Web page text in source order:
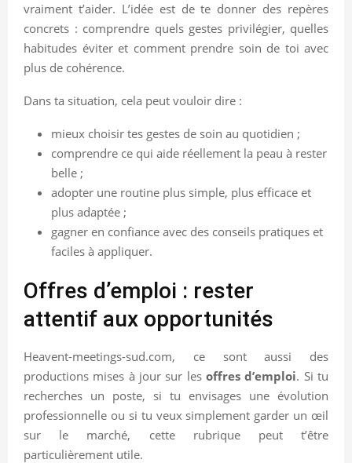
vraiment t’aider. L’idée est de te donner des repères
concrets : comprendre quels gestes privilégier, quelles
habitudes éviter et comment prendre soin de toi avec
plus de cohérence.
Dans ta situation, cela peut vouloir dire :
mieux choisir tes gestes de soin au quotidien ;
comprendre ce qui aide réellement la peau à rester
belle ;
adopter une routine plus simple, plus efficace et
plus adaptée ;
gagner en confiance avec des conseils pratiques et
faciles à appliquer.
Offres d’emploi : rester
attentif aux opportunités
Heavent-meetings-sud.com, ce sont aussi des
productions mises à jour sur les offres d’emploi. Si tu
recherches un poste, si tu envisages une évolution
professionnelle ou si tu veux simplement garder un œil
sur le marché, cette rubrique peut t’être
particulièrement utile.